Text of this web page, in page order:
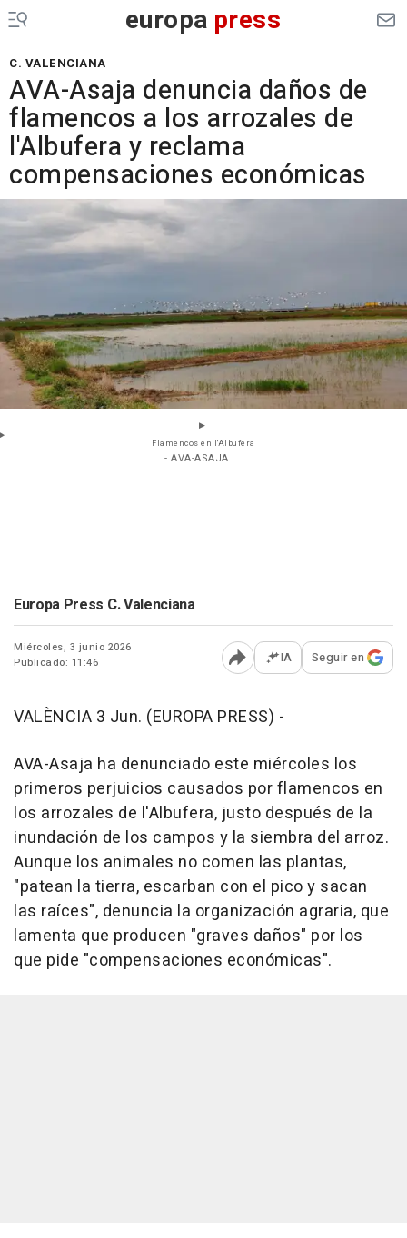
europa press
C. VALENCIANA
AVA-Asaja denuncia daños de
flamencos a los arrozales de
l'Albufera y reclama
compensaciones económicas
Flamencos en l'Albufera
- AVA-ASAJA
Europa Press C. Valenciana
Miércoles, 3 junio 2026
Publicado: 11:46
Abrir opciones para
IA Seguir en
VALÈNCIA 3 Jun. (EUROPA PRESS) -
AVA-Asaja ha denunciado este miércoles los
primeros perjuicios causados por flamencos en
los arrozales de l'Albufera, justo después de la
inundación de los campos y la siembra del arroz.
Aunque los animales no comen las plantas,
"patean la tierra, escarban con el pico y sacan
las raíces", denuncia la organización agraria, que
lamenta que producen "graves daños" por los
que pide "compensaciones económicas".